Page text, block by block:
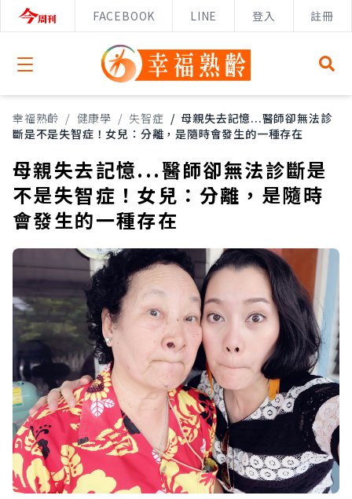
FACEBOOK LINE 登入 註冊
Open menu
幸福熟齡 / 健康學 / 失智症 / 母親失去記憶...醫師卻無法診
斷是不是失智症！女兒：分離，是隨時會發生的一種存在
母親失去記憶...醫師卻無法診斷是
不是失智症！女兒：分離，是隨時
會發生的一種存在